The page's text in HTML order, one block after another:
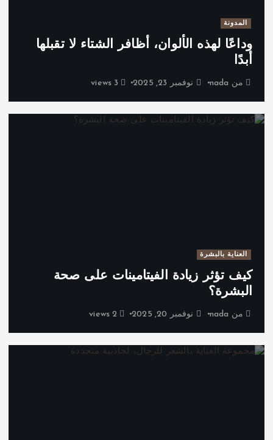
المدونة
وداعًا لهذه الألوان، أظافر الشتاء لا تقبلها
أبدًا
من nada نوفمبر 23, 2025
العناية بالبشرة
كيف تؤثر زيادة الفيتامينات على صحة
البشرة؟
من nada نوفمبر 20, 2025